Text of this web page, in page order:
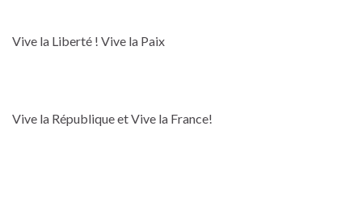
Vive la Liberté ! Vive la Paix
Vive la République et Vive la France!